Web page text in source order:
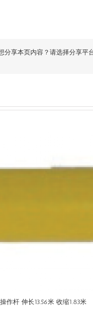
分享本页内容？请选择分享平
作杆 伸长13.56米 收缩1.83米